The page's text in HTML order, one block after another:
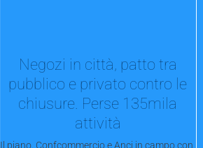
Negozi in città, patto tra
pubblico e privato contro le
chiusure. Perse 135mila
attività
Il piano. Confcommercio e Anci in campo con